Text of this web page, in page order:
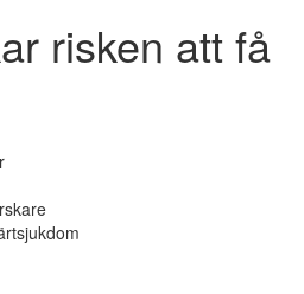
risken att få